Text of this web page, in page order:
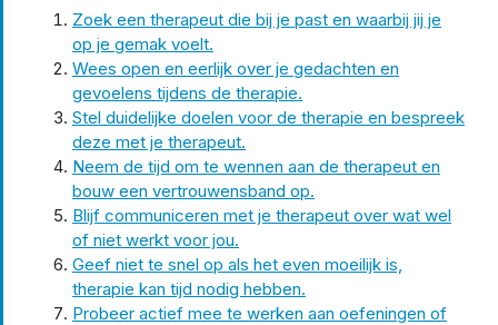
Zoek een therapeut die bij je past en waarbij jij je
op je gemak voelt.
Wees open en eerlijk over je gedachten en
gevoelens tijdens de therapie.
Stel duidelijke doelen voor de therapie en bespreek
deze met je therapeut.
Neem de tijd om te wennen aan de therapeut en
bouw een vertrouwensband op.
Blijf communiceren met je therapeut over wat wel
of niet werkt voor jou.
Geef niet te snel op als het even moeilijk is,
therapie kan tijd nodig hebben.
Probeer actief mee te werken aan oefeningen of